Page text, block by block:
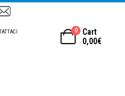
0
Cart
0,00€